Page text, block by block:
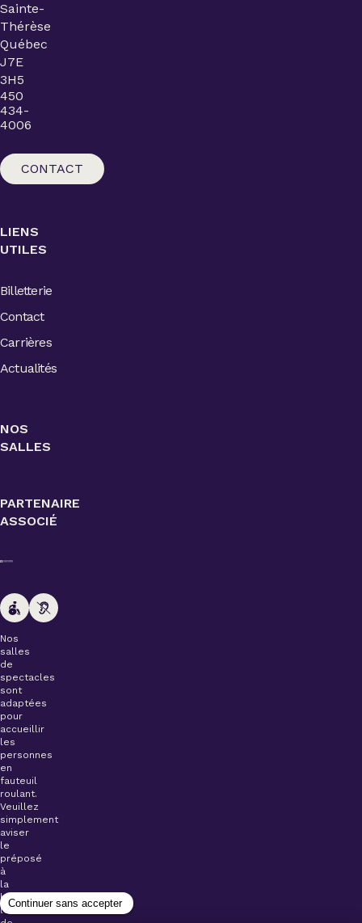
Sainte-
Thérèse
Québec
J7E
3H5
450
434-
4006
CONTACT
LIENS
UTILES
Billetterie
Contact
Carrières
Actualités
NOS
SALLES
PARTENAIRE
ASSOCIÉ
Nos
salles
de
spectacles
sont
adaptées
pour
accueillir
les
personnes
en
fauteuil
roulant.
Veuillez
simplement
aviser
le
préposé
à
la
billetterie
lors